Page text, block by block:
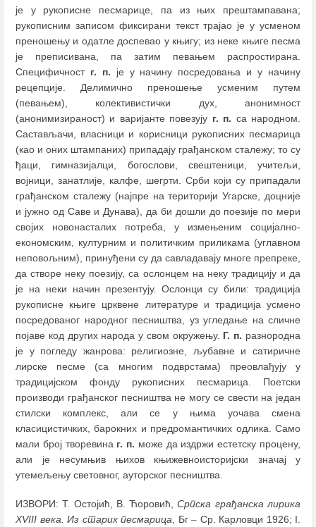
је у рукописне песмарице, па из њих прештампавана;
рукописним записом фиксирани текст трајао је у усменом
преношењу и одатле доспевао у књигу; из неке књиге песма
је преписивана, па затим певањем распростирана.
Специфичност г. п. је у начину посредовања и у начину
рецепције. Делимично преношење усменим путем
(певањем), колективистички дух, анонимност
(анонимизираност) и варијанте повезују г. п. са народном.
Састављачи, власници и корисници рукописних песмарица
(као и оних штампаних) припадају грађанском сталежу; то су
ђаци, гимназијалци, богослови, свештеници, учитељи,
војници, занатлије, калфе, шегрти. Срби који су припадали
грађанском сталежу (најпре на територији Угарске, доцније
и јужно од Саве и Дунава), да би дошли до поезије по мери
својих новонасталих потреба, у измењеним социјално-
економским, културним и политичким приликама (углавном
неповољним), принуђени су да савладавају многе препреке,
да створе неку поезију, са ослонцем на неку традицију и да
је на неки начин презентују. Ослонци су били: традиција
рукописне књиге црквене литературе и традиција усмено
посредованог народног песништва, уз угледање на сличне
појаве код других народа у свом окружењу. Г. п. разнородна
је у погледу жанрова: религиозне, љубавне и сатиричне
лирске песме (са многим подврстама) преовлађују у
традицијском фонду рукописних песмарица. Поетски
производи грађанског песништва не могу се свести на један
стилски комплекс, али се у њима уочава смена
класицистичких, барокних и предромантичких одлика. Само
мали број творевина г. п. може да издржи естетску процену,
али је несумњив њихов књижевноисторијски значај у
утемељењу световног, ауторског песништва.
ИЗВОРИ: Т. Остојић, В. Ћоровић,Српска грађанска лирика
XVIII века. Из старих песмарица , Бг – Ср. Карловци 1926; I.